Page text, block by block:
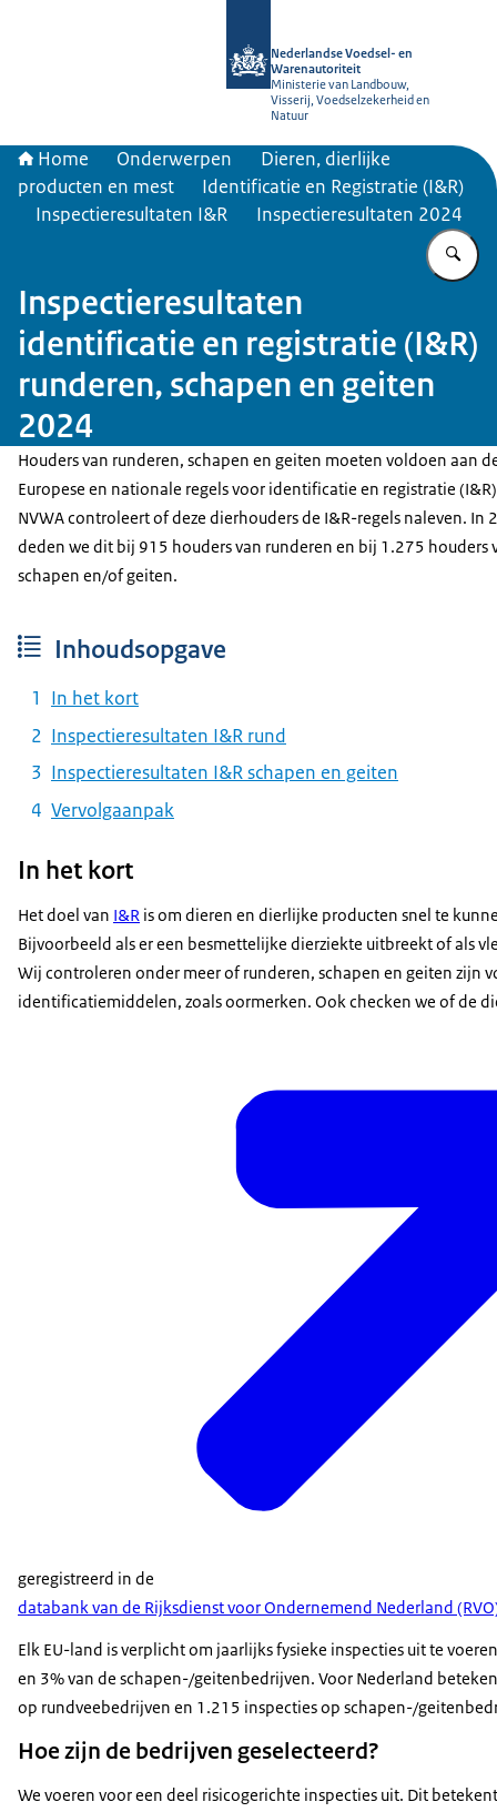
Nederlandse Voedsel- en
Warenautoriteit
Ministerie van Landbouw,
Visserij, Voedselzekerheid en
Natuur
Home Onderwerpen
Dieren, dierlijke
producten en mest
Identificatie en Registratie (I&R)
Inspectieresultaten I&R
Inspectieresultaten 2024
Inspectieresultaten
identificatie en registratie (I&R)
runderen, schapen en geiten
2024
Houders van runderen, schapen en geiten moeten voldoen aan
Europese en nationale regels voor identificatie en registratie
NVWA controleert of deze dierhouders de I&R-regels naleven. In
deden we dit bij 915 houders van runderen en bij 1.275 houders
schapen en/of geiten.
Inhoudsopgave
In het kort
Inspectieresultaten I&R rund
Inspectieresultaten I&R schapen en geiten
Vervolgaanpak
In het kort
Het doel van I&R is om dieren en dierlijke producten snel te
Bijvoorbeeld als er een besmettelijke dierziekte uitbreekt of als
Wij controleren onder meer of runderen, schapen en geiten zijn
identificatiemiddelen, zoals oormerken. Ook checken we of de
geregistreerd in de
databank van de Rijksdienst voor Ondernemend Nederland
Elk EU-land is verplicht om jaarlijks fysieke inspecties uit te
en 3% van de schapen-/geitenbedrijven. Voor Nederland
op rundveebedrijven en 1.215 inspecties op schapen-/
Hoe zijn de bedrijven geselecteerd?
We voeren voor een deel risicogerichte inspecties uit. Dit